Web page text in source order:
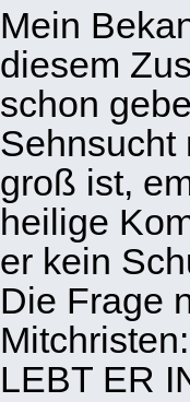
Mein
diesem
schon
Sehnsucht
groß ist,
heilige
er kein
Die Frage
LEBT ER